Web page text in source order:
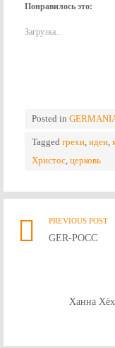
(Открывается
окне)
на
Понравилось это:
Загрузка...
Posted in
Tagged грехи идеи
Христос церковь
PREVIOUS POST
GER-РOCC
Ханна